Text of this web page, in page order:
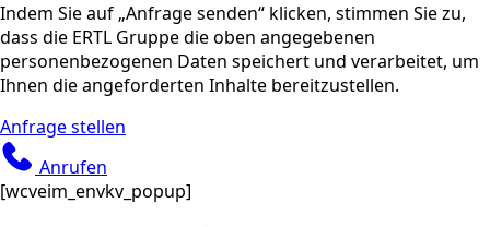
Indem Sie auf „Anfrage senden“ klicken, stimmen Sie zu,
dass die ERTL Gruppe die oben angegebenen
personenbezogenen Daten speichert und verarbeitet, um
Ihnen die angeforderten Inhalte bereitzustellen.
Anfrage stellen
Anrufen
[wcveim_envkv_popup]